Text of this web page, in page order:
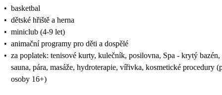
• basketbal
• dětské hřiště a herna
• miniclub (4-9 let)
• animační programy pro děti a dospělé
• za poplatek: tenisové kurty, kulečník, posilovna, Spa - krytý bazén,
sauna, pára, masáže, hydroterapie, vířivka, kosmetické procedury
osoby 16+)